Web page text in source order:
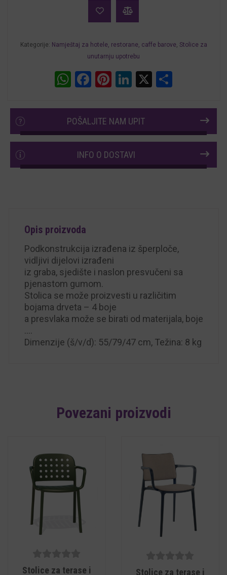
Kategorije: Namještaj za hotele, restorane, caffe barove Stolice za
unutarnju upotrebu
WhatsApp
Facebook
Pinterest
LinkedIn
X
POŠALJITE NAM UPIT
INFO O DOSTAVI
Opis proizvoda
Podkonstrukcija izrađena iz šperploče,
vidljivi dijelovi izrađeni
iz graba, sjedište i naslon presvučeni sa
pjenastom gumom.
Stolica se može proizvesti u različitim
bojama drveta – 4 boje
a presvlaka može se birati od materijala, boje
….
Dimenzije (š/v/d): 55/79/47 cm, Težina: 8 kg
Povezani proizvodi
5out of
Stolice za terase i
5out of
Stolice za terase i